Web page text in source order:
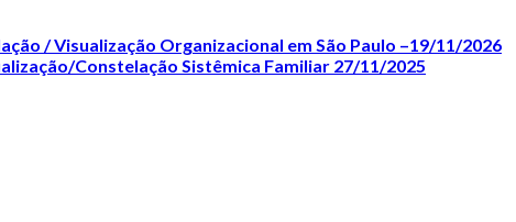
/ Visualização Organizacional em São Paulo –19/11/2026
Constelação Sistêmica Familiar 27/11/2025